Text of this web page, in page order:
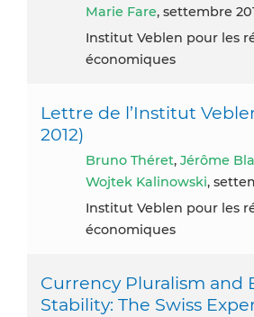
Marie Fare, settembre
Institut Veblen pour les
économiques
Lettre de l’Institut
2012)
Bruno Théret, Jérôme
Wojtek Kalinowski,
Institut Veblen pour les
économiques
Currency Pluralism and
Stability: The Swiss